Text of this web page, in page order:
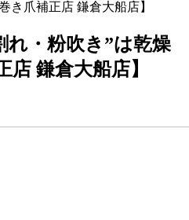
き爪補正店 鎌倉大船店】
れ・粉吹き”は乾燥
店 鎌倉大船店】